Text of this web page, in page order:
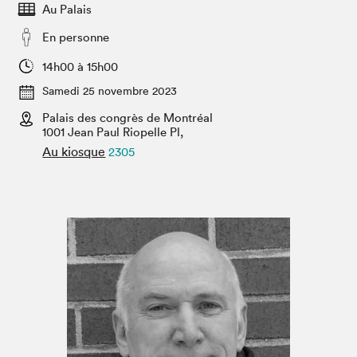
Espace exposant⋅e⋅s
Espace enseignant·e·s
Espace médias
SLM PRO
Salon dans la ville et en ligne
Projets partenaires
Au Palais
En personne
14h00 à 15h00
Samedi 25 novembre 2023
Palais des congrès de Montréal
1001 Jean Paul Riopelle Pl,
Au kiosque 2305